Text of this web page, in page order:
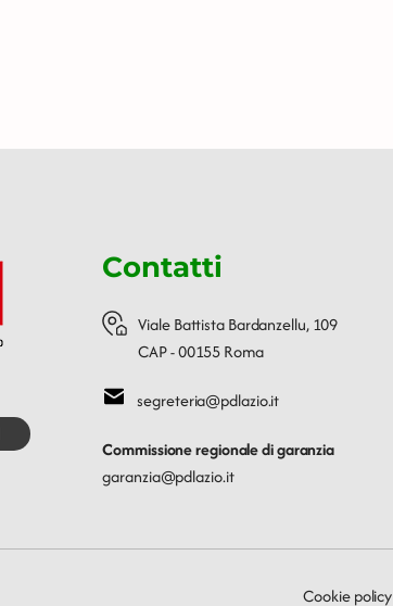
Contatti
Viale Battista Bardanzellu, 109
CAP - 00155 Roma
segreteria@pdlazio.it
Commissione regionale di garanzia
garanzia@pdlazio.it
Cookie policy